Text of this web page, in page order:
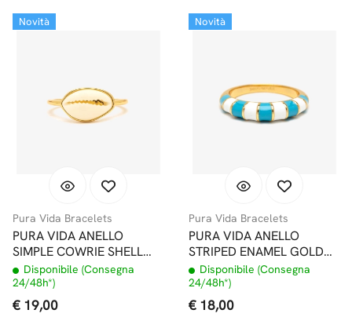
Novità
Pura Vida Bracelets
PURA VIDA ANELLO
SIMPLE COWRIE SHELL
RING GOLD
Disponibile (Consegna
24/48h*)
€ 19,00
Novità
Pura Vida Bracelets
PURA VIDA ANELLO
STRIPED ENAMEL GOLD
RING
Disponibile (Consegna
24/48h*)
€ 18,00